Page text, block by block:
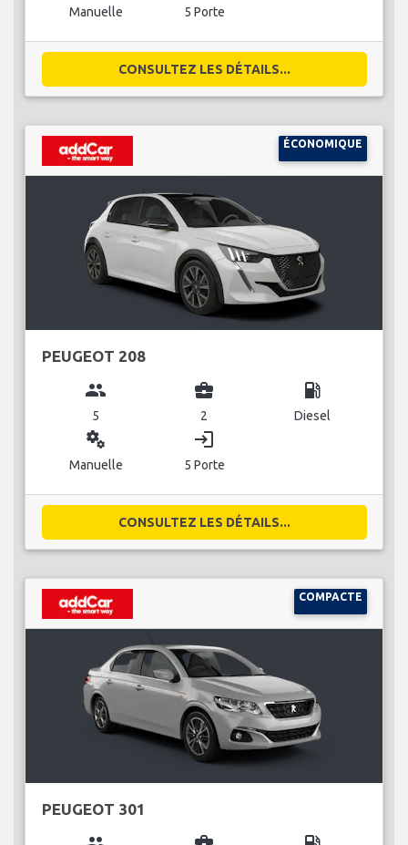
Manuelle 5 Porte
CONSULTEZ LES DÉTAILS...
ÉCONOMIQUE
PEUGEOT 208
group
5
business_center
2
local_gas_station
Diesel
miscellaneous_services
Manuelle
login
5 Porte
CONSULTEZ LES DÉTAILS...
COMPACTE
PEUGEOT 301